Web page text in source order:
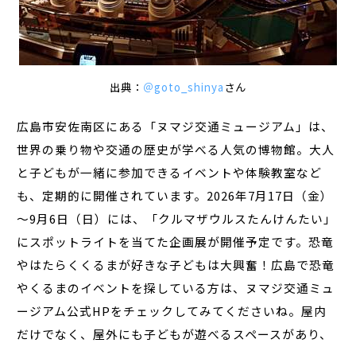
出典： ＠goto_shinya さん
広島市安佐南区にある「ヌマジ交通ミュージアム」は、
世界の乗り物や交通の歴史が学べる人気の博物館。大人
と子どもが一緒に参加できるイベントや体験教室など
も、定期的に開催されています。2026年7月17日（金）
～9月6日（日）には、「クルマザウルスたんけんたい」
にスポットライトを当てた企画展が開催予定です。恐竜
やはたらくくるまが好きな子どもは大興奮！広島で恐竜
やくるまのイベントを探している方は、ヌマジ交通ミュ
ージアム公式HPをチェックしてみてくださいね。屋内
だけでなく、屋外にも子どもが遊べるスペースがあり、